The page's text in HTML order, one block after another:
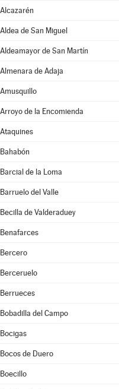
Alcazarén
Aldea de San Miguel
Aldeamayor de San Martín
Almenara de Adaja
Amusquillo
Arroyo de la Encomienda
Ataquines
Bahabón
Barcial de la Loma
Barruelo del Valle
Becilla de Valderaduey
Benafarces
Bercero
Berceruelo
Berrueces
Bobadilla del Campo
Bocigas
Bocos de Duero
Boecillo